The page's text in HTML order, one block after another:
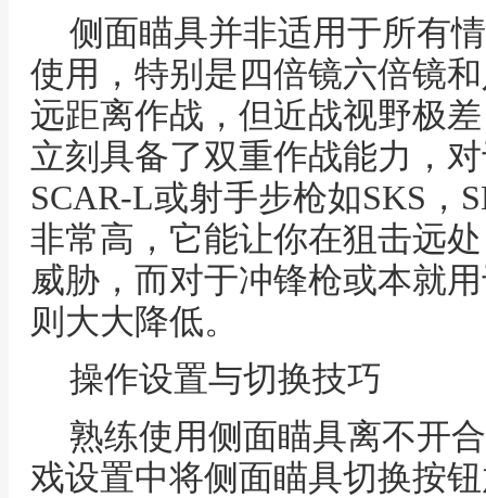
侧面瞄具并非适用于所有
使用，特别是四倍镜六倍镜
远距离作战，但近战视野极
立刻具备了双重作战能力，
SCAR-L或射手步枪如SKS，
非常高，它能让你在狙击远
威胁，而对于冲锋枪或本就
则大大降低。
操作设置与切换技巧
熟练使用侧面瞄具离不开
戏设置中将侧面瞄具切换按